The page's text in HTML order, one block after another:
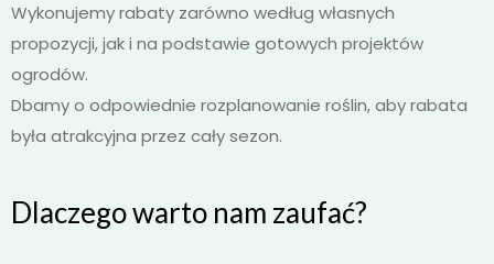
Wykonujemy rabaty zarówno według własnych
propozycji, jak i na podstawie gotowych projektów
ogrodów.
Dbamy o odpowiednie rozplanowanie roślin, aby rabata
była atrakcyjna przez cały sezon.
Dlaczego warto nam zaufać?